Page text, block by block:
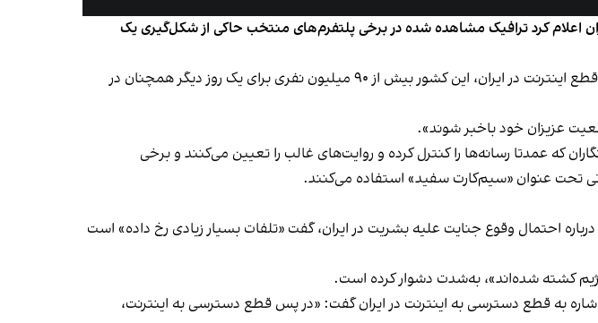
اعلام کرد ترافیک مشاهده شده در برخی پلتفرم‌های منتخب حاکی از شکل‌گیری یک
نت‌بلاکس سه‌شنبه ۳۰ دی در شبکه اجتماعی ایکس نوشت: «با گذشت بالغ بر ۲۸۰ ساعت از قطع اینترنت در ایران، این کشور بیش از ۹۰ میلیون نفری برای یک روز دیگر همچنان در
عزیزان خود باخبر شوند».
که عمدتا رسانه‌ها را کنترل کرده و روایت‌های غالب را تعیین می‌کنند و برخی
تحت عنوان «سیم‌کارت سفید» استفاده می‌کنند.
احتمال وقوع جنایت علیه بشریت در ایران، گفت «تلفات بسیار زیادی رخ داده» است
کشته شده‌اند»، به‌شدت دشوار کرده است.
به قطع دسترسی به اینترنت در ایران گفت: «در پس قطع دسترسی به اینترنت،